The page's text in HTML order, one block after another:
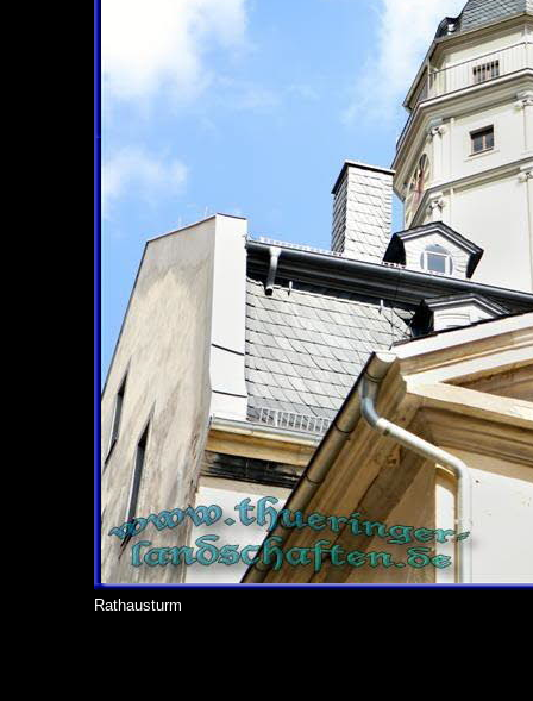
Rathausturm